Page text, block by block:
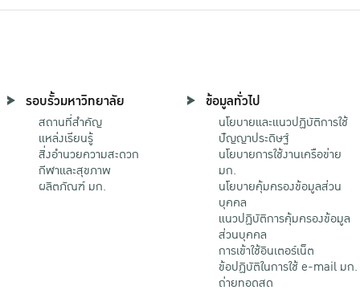
รอบรั้วมหาวิทยาลัย
สถานที่สำคัญ
แหล่งเรียนรู้
สิ่งอำนวยความสะดวก
กีฬาและสุขภาพ
ผลิตภัณฑ์ มก.
ข้อมูลทั่วไป
นโยบายและแนวปฏิบัติการใช้
ปัญญาประดิษฐ์
นโยบายการใช้งานเครือข่าย
มก.
นโยบายคุ้มครองข้อมูลส่วน
บุคคล
แนวปฏิบัติการคุ้มครองข้อมูล
ส่วนบุคคล
การเข้าใช้อินเตอร์เน็ต
ข้อปฏิบัติในการใช้ e-mail มก.
ถ่ายทอดสด